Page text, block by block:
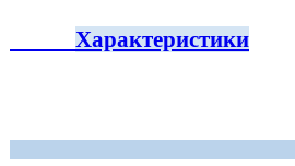
Характеристики